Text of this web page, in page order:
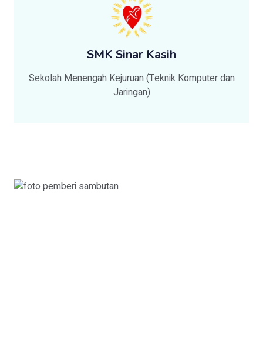
SMK Sinar Kasih
Sekolah Menengah Kejuruan (Teknik Komputer dan
Jaringan)